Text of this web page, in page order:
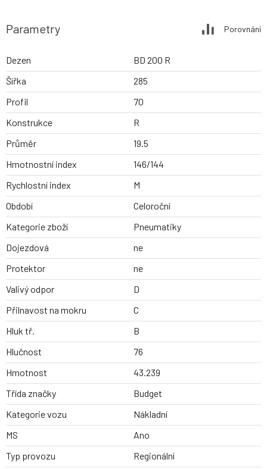
Parametry Porovnání
Dezen
BD 200 R
Šířka
285
Profil
70
Konstrukce
R
Průměr
19.5
Hmotnostní index
146/144
Rychlostní index
M
Období
Celoroční
Kategorie zboží
Pneumatiky
Dojezdová
ne
Protektor
ne
Valivý odpor
D
Přilnavost na mokru
C
Hluk tř.
B
Hlučnost
76
Hmotnost
43.239
Třída značky
Budget
Kategorie vozu
Nákladní
MS
Ano
Typ provozu
Regionální